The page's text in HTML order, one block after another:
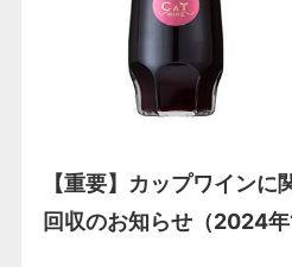
【重要】カップワインに
回収のお知らせ（2024年